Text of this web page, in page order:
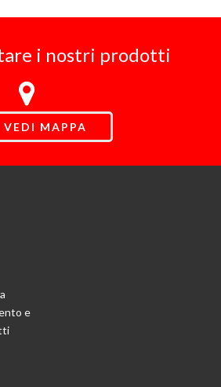
i nostri prodotti
VEDI MAPPA
e